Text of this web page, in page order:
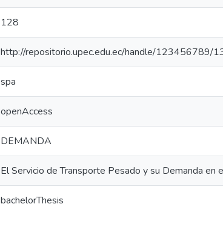
128
http://repositorio.upec.edu.ec/handle/123456789/
spa
openAccess
DEMANDA
El Servicio de Transporte Pesado y su Demanda en
bachelorThesis